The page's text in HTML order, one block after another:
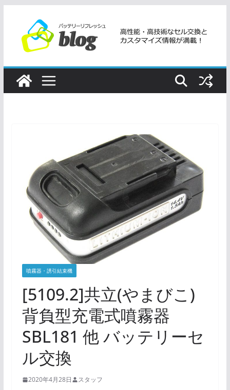
ツ
噴霧器・誘引結束機
[5109.2]共立(やまびこ)
背負型充電式噴霧器
SBL181 他 バッテリーセ
ル交換
2020年4月28日 スタッフ